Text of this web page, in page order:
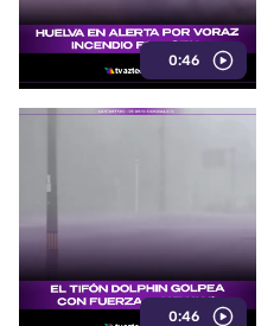
0:46
0:46